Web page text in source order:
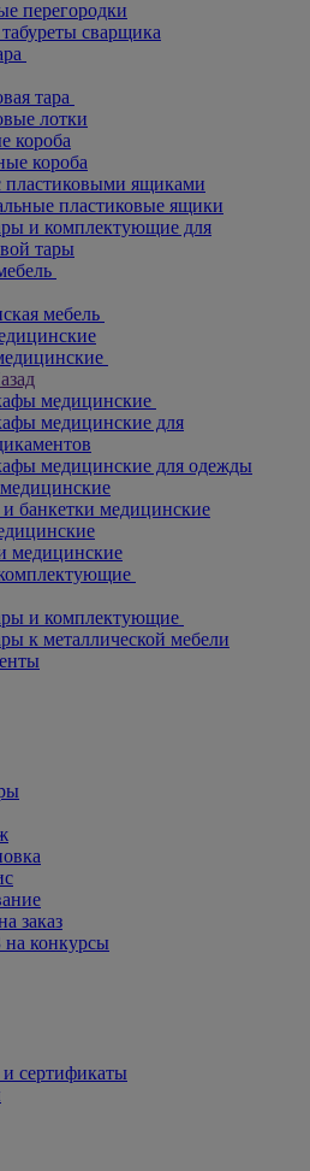
перегородки
сварщика
тара
лотки
короба
короба
пластиковыми ящиками
пластиковые ящики
и комплектующие для
тары
мебель
медицинские
медицинские для
медицинские для одежды
банкетки медицинские
медицинские
и комплектующие
к металлической мебели
заказ
конкурсы
и сертификаты